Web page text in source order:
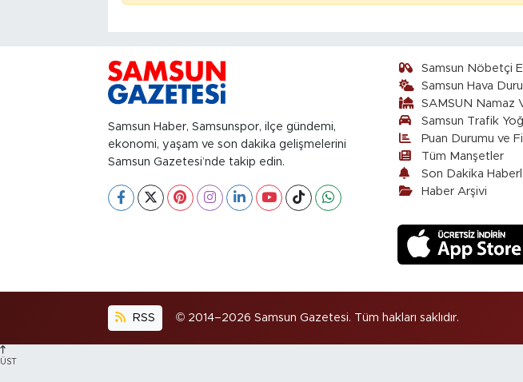
Samsun Haber, Samsunspor, ilçe gündemi,
ekonomi, yaşam ve son dakika gelişmelerini
Samsun Gazetesi’nde takip edin.
Samsun Nöbetçi
Samsun Hava
SAMSUN Namaz
Samsun Trafik
Puan Durumu ve
Tüm Manşetler
Son Dakika
Haber Arşivi
RSS © 2014–2026 Samsun Gazetesi. Tüm hakları saklıdır.
ÜST